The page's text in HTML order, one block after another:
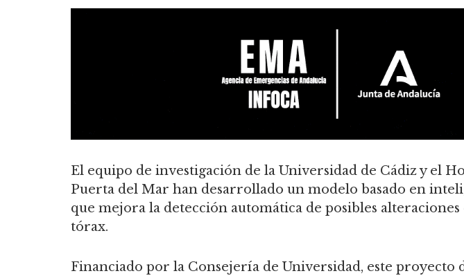
El equipo de investigación de la Universidad de Cádiz y el
Puerta del Mar han desarrollado un modelo basado en
que mejora la detección automática de posibles
tórax.
Financiado por la Consejería de Universidad, este proyecto